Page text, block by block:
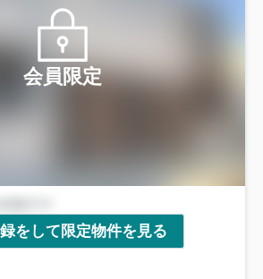
会員限定
をして限定物件を見る